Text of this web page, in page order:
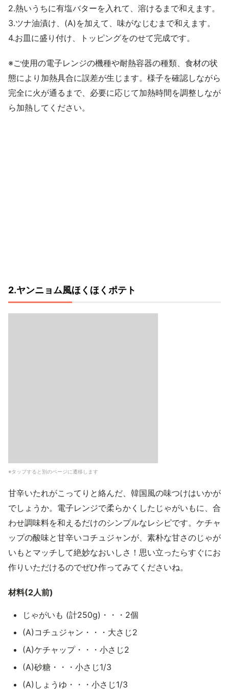
2.熱いうちに有塩バターを入れて、溶けるまで和えます。
3.ツナ油漬け、(A)を加えて、味がなじむまで和えます。
4.お皿に盛り付け、トッピングをのせて完成です。
※ご使用の電子レンジの機種や耐熱容器の種類、食材の状
態により加熱具合に誤差が生じます。様子を確認しながら
完全に火が通るまで、必要に応じて加熱時間を調整しなが
ら加熱してください。
2.ヤンニョム風ほくほくポテト
※タップすると別のページに遷移します
甘辛いたれがこってりと絡んだ、韓国風の味つけはいかが
でしょうか。電子レンジで柔らかくしたじゃがいもに、合
わせ調味料を和えるだけのシンプルなレシピです。ケチャ
ップの酸味と甘辛いコチュジャンが、素朴な甘さのじゃが
いもとマッチして絶妙なおいしさ！思い立ったらすぐにお
作りいただけるのでぜひ作ってみてくださいね。
材料(2人前)
じゃがいも (計250g)・・・2個
(A)コチュジャン・・・大さじ2
(A)ケチャップ・・・小さじ2
(A)砂糖・・・小さじ1/3
(A)しょうゆ・・・小さじ1/3